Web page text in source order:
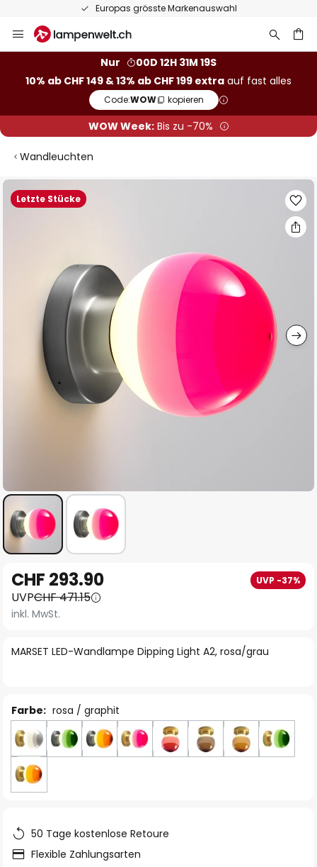
Europas grösste Markenauswahl
Inhalt
Nur
00D 12H 31M 18S
10% ab CHF 149 & 13% ab CHF 199 extra auf fast alles
Code:WOW kopieren
WOW Week:Bis zu -70%
Wandleuchten
Letzte Stücke
Zum
Ende
Anfang
der
Bildgalerie
MARSET LED-Wandlampe Dipping Light A2, rosa/grau
CHF 293.90 UVP -37%
UVPCHF 471.15
inkl. MwSt.
Farbe: rosa / graphit
50 Tage kostenlose Retoure
Flexible Zahlungsarten